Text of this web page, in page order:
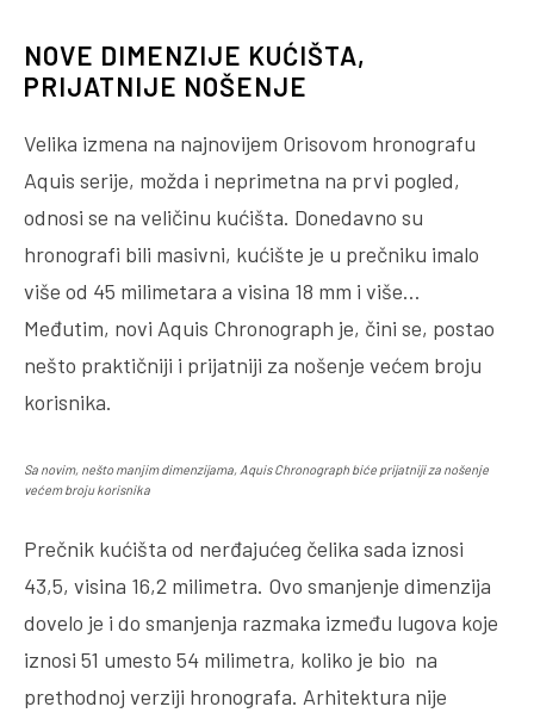
NOVE DIMENZIJE KUĆIŠTA,
PRIJATNIJE NOŠENJE
Velika izmena na najnovijem Orisovom hronografu
Aquis serije, možda i neprimetna na prvi pogled,
odnosi se na veličinu kućišta. Donedavno su
hronografi bili masivni, kućište je u prečniku imalo
više od 45 milimetara a visina 18 mm i više…
Međutim, novi Aquis Chronograph je, čini se, postao
nešto praktičniji i prijatniji za nošenje većem broju
korisnika.
Sa novim, nešto manjim dimenzijama, Aquis Chronograph biće prijatniji za nošenje
većem broju korisnika
Prečnik kućišta od nerđajućeg čelika sada iznosi
43,5, visina 16,2 milimetra. Ovo smanjenje dimenzija
dovelo je i do smanjenja razmaka između lugova koje
iznosi 51 umesto 54 milimetra, koliko je bio na
prethodnoj verziji hronografa. Arhitektura nije